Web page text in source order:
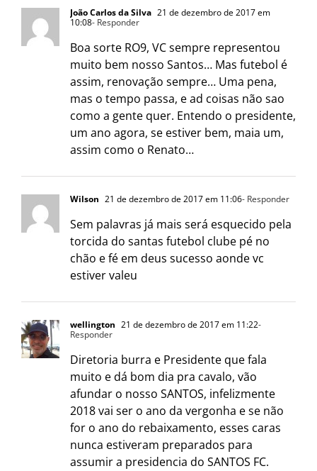
João Carlos da Silva 21 de dezembro de 2017 em
10:08- Responder
Boa sorte RO9, VC sempre representou
muito bem nosso Santos… Mas futebol é
assim, renovação sempre… Uma pena,
mas o tempo passa, e ad coisas não sao
como a gente quer. Entendo o presidente,
um ano agora, se estiver bem, maia um,
assim como o Renato…
Wilson 21 de dezembro de 2017 em 11:06- Responder
Sem palavras já mais será esquecido pela
torcida do santas futebol clube pé no
chão e fé em deus sucesso aonde vc
estiver valeu
wellington 21 de dezembro de 2017 em 11:22-
Responder
Diretoria burra e Presidente que fala
muito e dá bom dia pra cavalo, vão
afundar o nosso SANTOS, infelizmente
2018 vai ser o ano da vergonha e se não
for o ano do rebaixamento, esses caras
nunca estiveram preparados para
assumir a presidencia do SANTOS FC.